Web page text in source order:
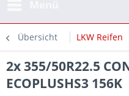
Übersicht LKW Reifen
2x 355/50R22.5
ECOPLUSHS3 156K